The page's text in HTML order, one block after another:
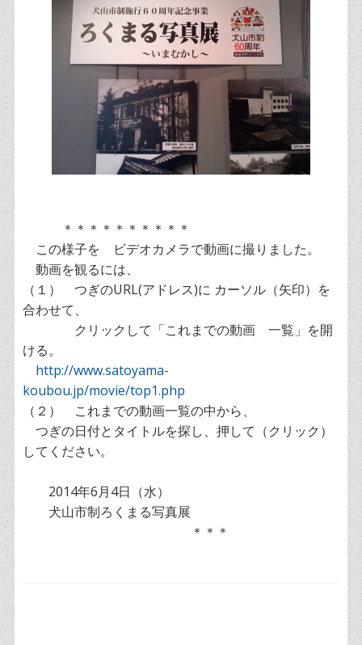
＊＊＊＊＊＊＊＊＊＊
この様子を ビデオカメラで動画に撮りました。
動画を観るには、
（１） つぎのURL(アドレス)に カーソル（矢印）を
合わせて、
クリックして「これまでの動画 一覧」を開
ける。
http://www.satoyama-
koubou.jp/movie/top1.php
（２） これまでの動画一覧の中から、
つぎの日付とタイトルを探し、押して（クリック）
してください。
2014年6月4日（水）
犬山市制ろくまる写真展
＊＊＊